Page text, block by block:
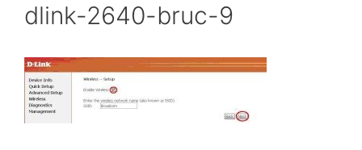
dlink-2640-bruc-9